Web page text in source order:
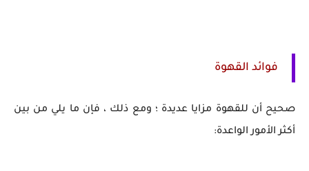
فوائد القهوة
صحيح أن للقهوة مزايا عديدة ؛ ومع ذلك ، فإن ما يلي من بين
أكثر الأمور الواعدة: